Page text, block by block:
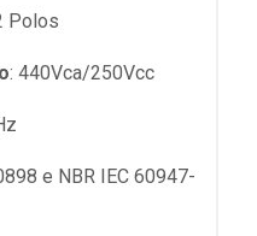
Polos
: 440Vca/250Vcc
e NBR IEC 60947-